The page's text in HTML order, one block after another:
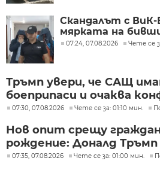
Скандалът с ВиК-
мярката на
07:24, 07.08.2026 Чете се
Тръмп увери, че САЩ
боеприпаси и очаква
07:30, 07.08.2026 Чете се за: 01:10 мин.
Нов опит срещу
рождение: Доналд Тръмп
07:35, 07.08.2026 Чете се за: 01:00 мин.